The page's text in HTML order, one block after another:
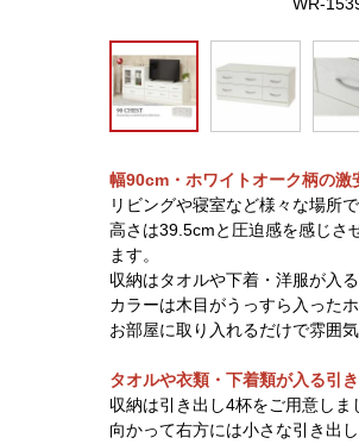
幅90cm・ホワイトオーク柄の激
リビングや寝室など様々な場所で
高さは39.5cmと圧迫感を感じさ
ます。
収納はタオルや下着・洋服が入
カラーは木目がうっすら入った
お部屋に取り入れるだけで雰囲
タオルや衣類・下着類が入る引
収納は引き出し4杯をご用意しま
向かって右方には小さな引き出